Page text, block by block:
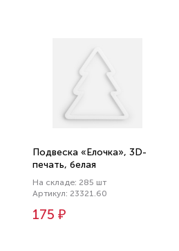
Подвеска «Елочка», 3D-
печать, белая
На складе: 285 шт
Артикул: 23321.60
175 ₽